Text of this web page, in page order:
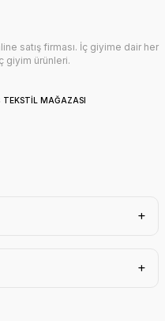
satış firması. İç giyime dair her
giyim ürünleri.
MAĞAZASI